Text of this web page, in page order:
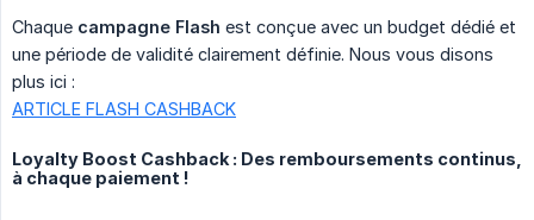
Chaque campagne Flash est conçue avec un budget dédié et
une période de validité clairement définie. Nous vous disons
plus ici :
ARTICLE FLASH CASHBACK
Loyalty Boost Cashback : Des remboursements continus,
à chaque paiement !